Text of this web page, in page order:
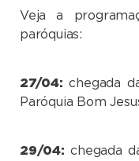
Veja a
paróquias:
27/04:chegada
Paróquia Bom
29/04:chegada